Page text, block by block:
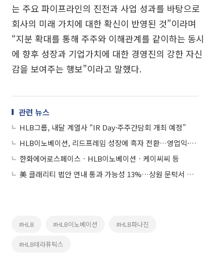
는 주요 파이프라인의 진전과 사업 성과를 바탕으로
회사의 미래 가치에 대한 확신이 반영된 것”이라며
“지분 확대를 통해 주주와 이해관계를 같이하는 동시
에 향후 성장과 기업가치에 대한 경영진의 강한 자신
감을 보여주는 행보”이라고 말했다.
관련 뉴스
HLB그룹, 내달 계열사 “IR Day·주주간담회 개최 예정”
HLB이노베이션, 리드프레임 성장에 흑자 전환…영업익·순이익 동반 개선
한화에어로스페이스ㆍHLB이노베이션ㆍ케이씨씨 등
美 클래리티 법안 연내 통과 가능성 13%…상원 문턱서 제동
#HLB #HLB이노베이션 #HLB파나진
#HLB테라퓨틱스